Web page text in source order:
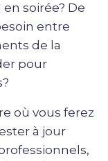
soirée? De
entre
de la
pour
où vous ferez
à jour